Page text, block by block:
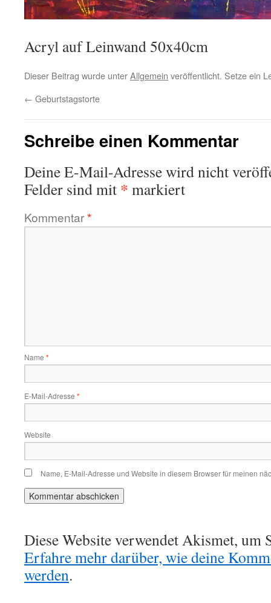
Acryl auf Leinwand 50x40cm
Dieser Beitrag wurde unterAllgemein veröffentlicht. Setze ein
← Geburtstagstorte
Schreibe einen Kommentar
Deine E-Mail-Adresse wird nicht
Felder sind mit * markiert
Kommentar*
Name *
E-Mail-Adresse *
Website
Name, E-Mail-Adresse und Website in diesem Browser für meinen
Diese Website verwendet Akismet, um
Erfahre mehr darüber, wie deine
werden.